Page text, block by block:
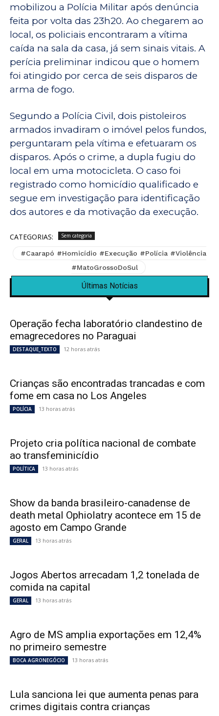
mobilizou a Polícia Militar após denúncia
feita por volta das 23h20. Ao chegarem ao
local, os policiais encontraram a vítima
caída na sala da casa, já sem sinais vitais. A
perícia preliminar indicou que o homem
foi atingido por cerca de seis disparos de
arma de fogo.
Segundo a Polícia Civil, dois pistoleiros
armados invadiram o imóvel pelos fundos,
perguntaram pela vítima e efetuaram os
disparos. Após o crime, a dupla fugiu do
local em uma motocicleta. O caso foi
registrado como homicídio qualificado e
segue em investigação para identificação
dos autores e da motivação da execução.
CATEGORIAS: Sem categoria
#Caarapó #Homicídio #Execução #Polícia #Violência
#MatoGrossoDoSul
Últimas Notícias
Operação fecha laboratório clandestino de
emagrecedores no Paraguai
DESTAQUE_TEXTO 12 horas atrás
Crianças são encontradas trancadas e com
fome em casa no Los Angeles
POLÍCIA 13 horas atrás
Projeto cria política nacional de combate
ao transfeminicídio
POLÍTICA 13 horas atrás
Show da banda brasileiro-canadense de
death metal Ophiolatry acontece em 15 de
agosto em Campo Grande
GERAL 13 horas atrás
Jogos Abertos arrecadam 1,2 tonelada de
comida na capital
GERAL 13 horas atrás
Agro de MS amplia exportações em 12,4%
no primeiro semestre
BOCA AGRONEGÓCIO 13 horas atrás
Lula sanciona lei que aumenta penas para
crimes digitais contra crianças